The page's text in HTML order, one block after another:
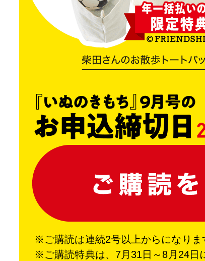
※ ご購読は連続2号以上からになりま
※ご購読特典は、7月31日～8月24日